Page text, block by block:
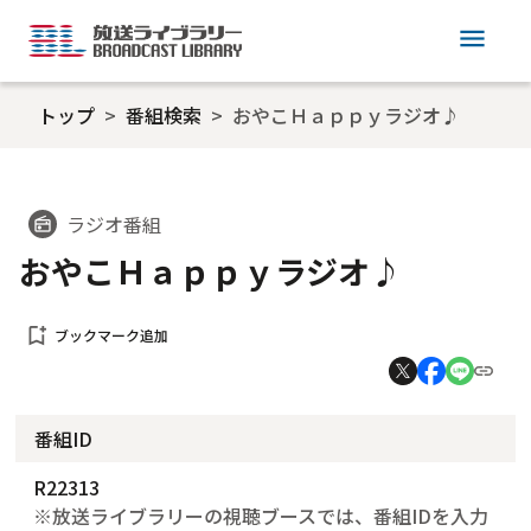
menu
トップ 番組検索 おやこＨａｐｐｙラジオ♪
radio ラジオ番組
おやこＨａｐｐｙラジオ♪
bookmark_add ブックマーク追加
番組ID
R22313
※放送ライブラリーの視聴ブースでは、番組IDを入力